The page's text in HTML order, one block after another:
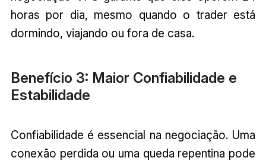
horas por dia, mesmo quando o trader está
dormindo, viajando ou fora de casa.
Benefício 3: Maior Confiabilidade e
Estabilidade
Confiabilidade é essencial na negociação. Uma
conexão perdida ou uma queda repentina pode